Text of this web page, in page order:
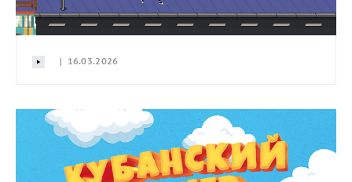
| 16.03.2026